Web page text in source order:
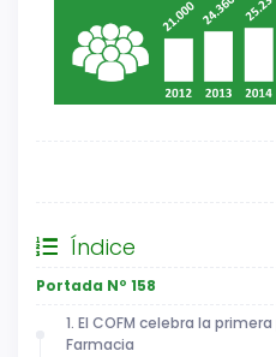
Índice
Portada Nº 158
1. El COFM celebra la
Farmacia